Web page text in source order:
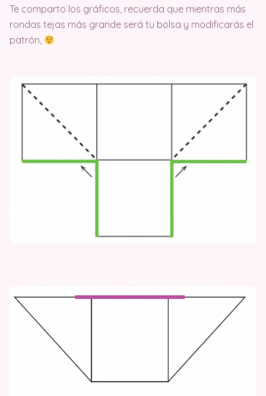
Te comparto los gráficos, recuerda que mientras más
rondas tejas más grande será tu bolsa y modificarás el
patrón,